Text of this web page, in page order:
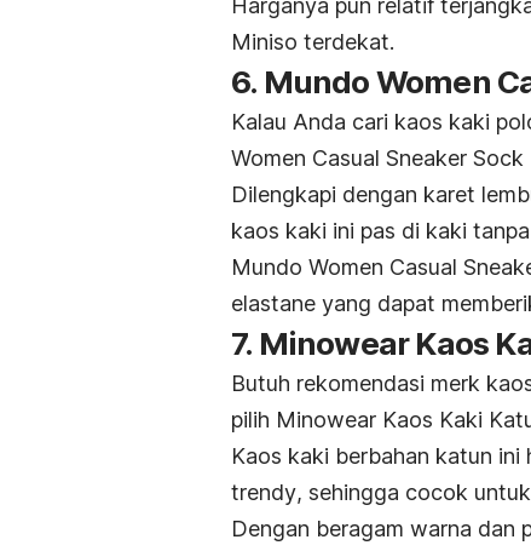
Harganya pun relatif
Miniso terdekat.
6. Mundo Women
Kalau Anda cari kaos kaki
Women Casual Sneaker
Dilengkapi dengan karet
kaos kaki ini pas di kaki
Mundo Women Casual
elastane yang dapat
7. Minowear Kaos
Butuh rekomendasi merk
pilih Minowear Kaos Kaki
Kaos kaki berbahan katun
trendy, sehingga cocok
Dengan beragam warna dan